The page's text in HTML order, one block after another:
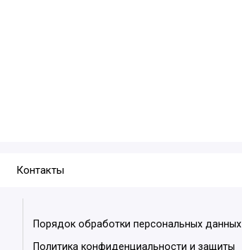
Контакты
Порядок обработки персональных данных
Политика конфиденциальности и защиты